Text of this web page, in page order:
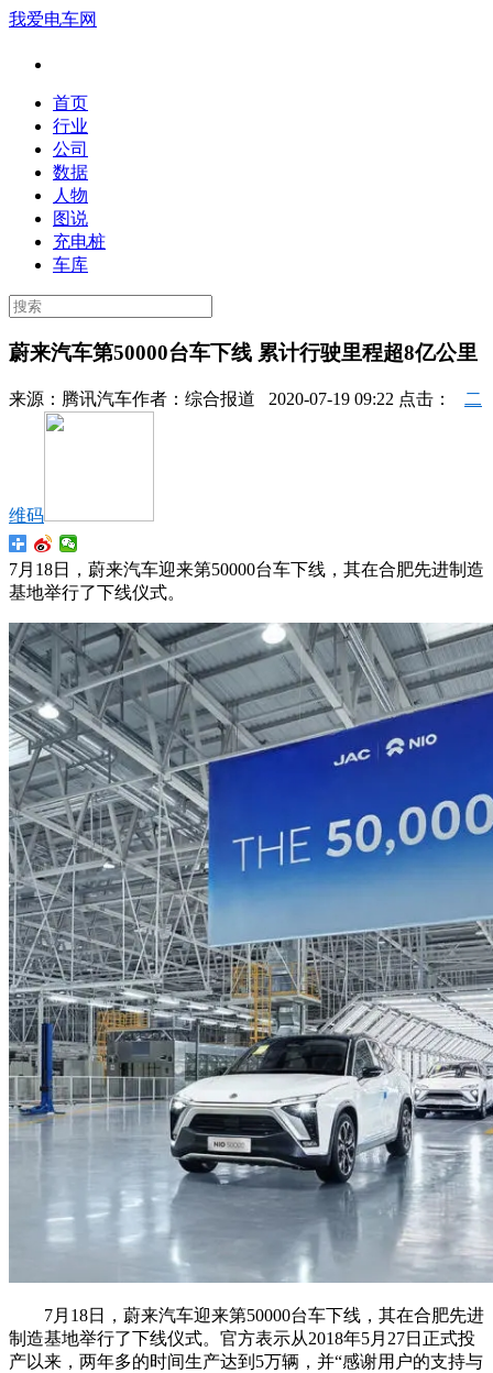
我爱电车网
首页
行业
公司
数据
人物
图说
充电桩
车库
蔚来汽车第50000台车下线 累计行驶里程超8亿公里
来源： 腾讯汽车作者： 综合报道 2020-07-19 09:22 点击： 二
维码
7月18日，蔚来汽车迎来第50000台车下线，其在合肥先进制造
基地举行了下线仪式。
7月18日，蔚来汽车迎来第50000台车下线，其在合肥先进
制造基地举行了下线仪式。官方表示从2018年5月27日正式投
产以来，两年多的时间生产达到5万辆，并“感谢用户的支持与